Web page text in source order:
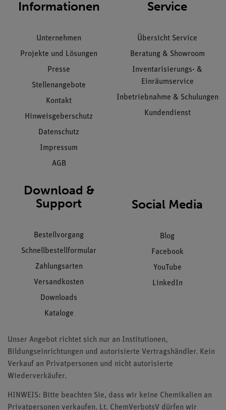
Informationen
Unternehmen
Projekte und Lösungen
Presse
Stellenangebote
Kontakt
Hinweisgeberschutz
Datenschutz
Impressum
AGB
Service
Übersicht Service
Beratung & Showroom
Inventarisierungs- &
Einräumservice
Inbetriebnahme & Schulungen
Kundendienst
Download &
Support
Bestellvorgang
Schnellbestellformular
Zahlungsarten
Versandkosten
Downloads
Kataloge
Social Media
Blog
Facebook
YouTube
LinkedIn
Unser Angebot richtet sich nur an Institutionen,
Bildungseinrichtungen und autorisierte Vertragshändler. Kein
Verkauf an Privatpersonen und nicht autorisierte
Wiederverkäufer.
HINWEIS: Bitte beachten Sie, dass wir keine Chemikalien an
Privatpersonen verkaufen. Lt. ChemVerbotsV dürfen wir